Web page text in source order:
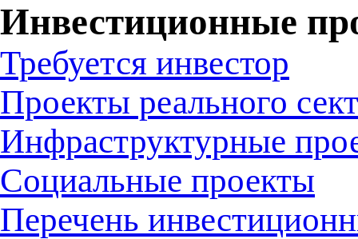
Инвестиционные
Требуется инвестор
Проекты реального
Инфраструктурные
Социальные проекты
Перечень